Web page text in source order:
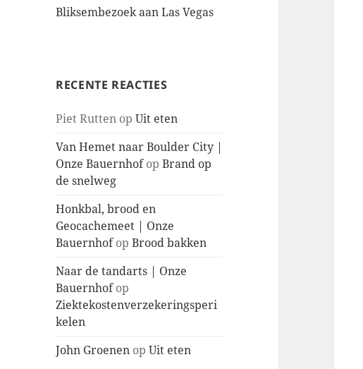
Bliksembezoek aan Las Vegas
RECENTE REACTIES
Piet Rutten opUit eten
Van Hemet naar Boulder City |
Onze BauernhofopBrand op
de snelweg
Honkbal, brood en
Geocachemeet | Onze
BauernhofopBrood bakken
Naar de tandarts | Onze
Bauernhofop
Ziektekostenverzekeringsperi
kelen
John Groenen opUit eten